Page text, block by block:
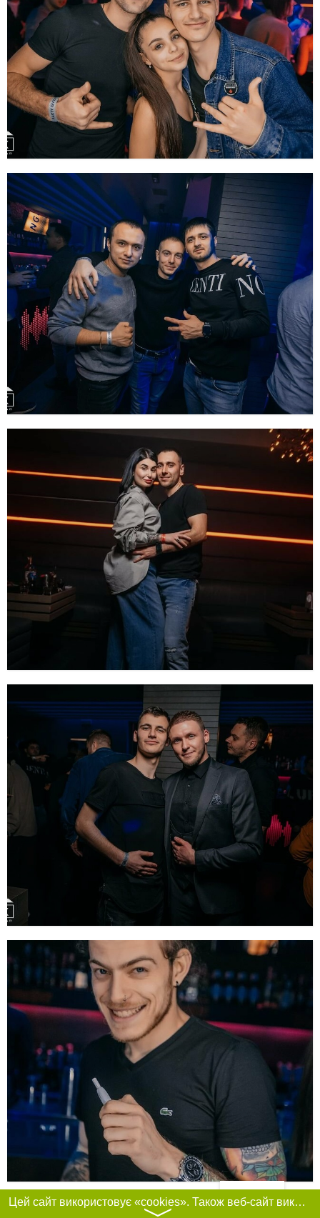
Фільтри
Цей сайт використовує «cookies». Також веб-сайт використовує інтернет-сервіс для збору технічних даних стосовно відвідувачів з метою отримання маркетингової та статистичної інформації. Умови обробки даних відвідувачів сайту див.
〉